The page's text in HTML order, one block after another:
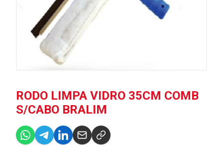
RODO LIMPA VIDRO 35CM COMB
S/CABO BRALIM